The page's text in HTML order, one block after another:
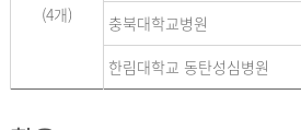
(4개)
충북대학교병원
한림대학교 동탄성심병원